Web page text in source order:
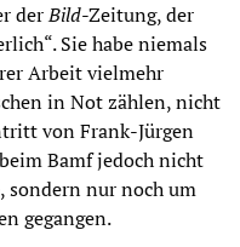
derBild-Zeitung, der
Sie habe niemals
Arbeit vielmehr
in Not zählen, nicht
von Frank-Jürgen
Bamf jedoch nicht
sondern nur noch um
gegangen.